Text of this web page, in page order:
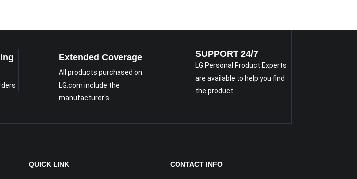
Extended Coverage
All products purchased on
LG.com include the
manufacturer's
SUPPORT 24/7
LG Personal Product Experts
are available to help you find
the product
QUICK LINK CONTACT INFO